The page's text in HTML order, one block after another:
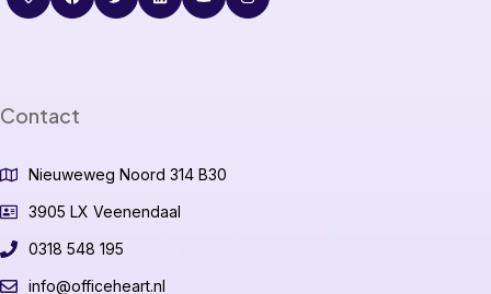
Contact
Nieuweweg Noord 314 B30
3905 LX Veenendaal
0318 548 195
info@officeheart.nl